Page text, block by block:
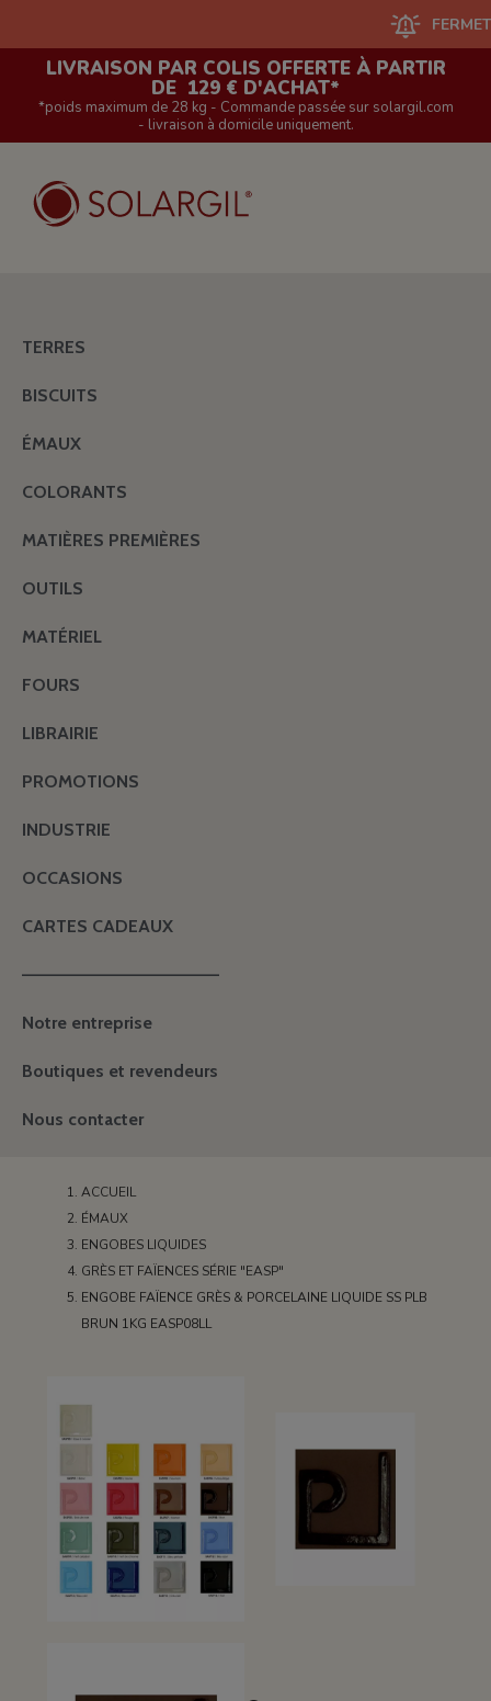
FERMETURE
LIVRAISON PAR COLIS OFFERTE À PARTIR
DE 129 € D'ACHAT*
*poids maximum de 28 kg - Commande passée sur solargil.com
- livraison à domicile uniquement.
TERRES
BISCUITS
ÉMAUX
COLORANTS
MATIÈRES PREMIÈRES
OUTILS
MATÉRIEL
FOURS
LIBRAIRIE
PROMOTIONS
INDUSTRIE
OCCASIONS
CARTES CADEAUX
———————————————
Notre entreprise
Boutiques et revendeurs
Nous contacter
ACCUEIL
ÉMAUX
ENGOBES LIQUIDES
GRÈS ET FAÏENCES SÉRIE "EASP"
ENGOBE FAÏENCE GRÈS & PORCELAINE LIQUIDE SS PLB
BRUN 1KG EASP08LL